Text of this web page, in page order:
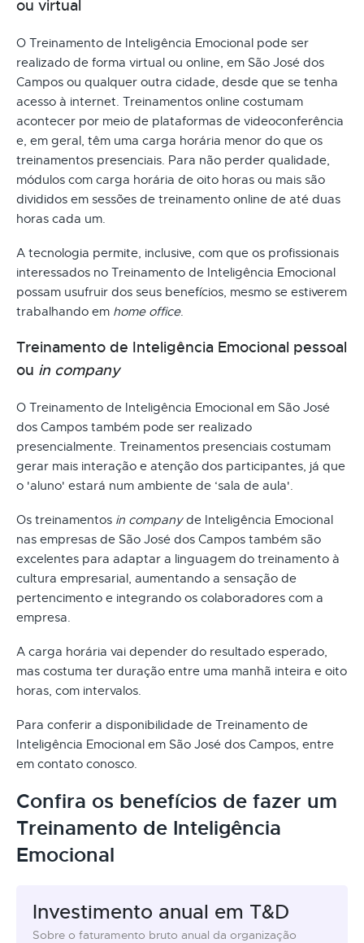
ou virtual
O Treinamento de Inteligência Emocional pode ser
realizado de forma virtual ou online, em São José dos
Campos ou qualquer outra cidade, desde que se tenha
acesso à internet. Treinamentos online costumam
acontecer por meio de plataformas de videoconferência
e, em geral, têm uma carga horária menor do que os
treinamentos presenciais. Para não perder qualidade,
módulos com carga horária de oito horas ou mais são
divididos em sessões de treinamento online de até duas
horas cada um.
A tecnologia permite, inclusive, com que os profissionais
interessados no Treinamento de Inteligência Emocional
possam usufruir dos seus benefícios, mesmo se estiverem
trabalhando em home office.
Treinamento de Inteligência Emocional pessoal
ou in company
O Treinamento de Inteligência Emocional em São José
dos Campos também pode ser realizado
presencialmente. Treinamentos presenciais costumam
gerar mais interação e atenção dos participantes, já que
o 'aluno' estará num ambiente de ‘sala de aula'.
Os treinamentos in companyde Inteligência Emocional
nas empresas de São José dos Campos também são
excelentes para adaptar a linguagem do treinamento à
cultura empresarial, aumentando a sensação de
pertencimento e integrando os colaboradores com a
empresa.
A carga horária vai depender do resultado esperado,
mas costuma ter duração entre uma manhã inteira e oito
horas, com intervalos.
Para conferir a disponibilidade de Treinamento de
Inteligência Emocional em São José dos Campos, entre
em contato conosco.
Confira os benefícios de fazer um
Treinamento de Inteligência
Emocional
Investimento anual em T&D
Sobre o faturamento bruto anual da organização